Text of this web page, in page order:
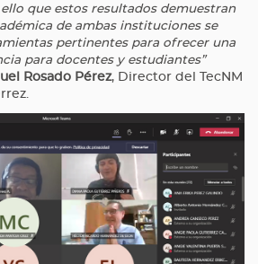
que estos resultados demuestran
de ambas instituciones se
pertinentes para ofrecer una
para docentes y estudiantes”
Rosado Pérez, Director del TecNM